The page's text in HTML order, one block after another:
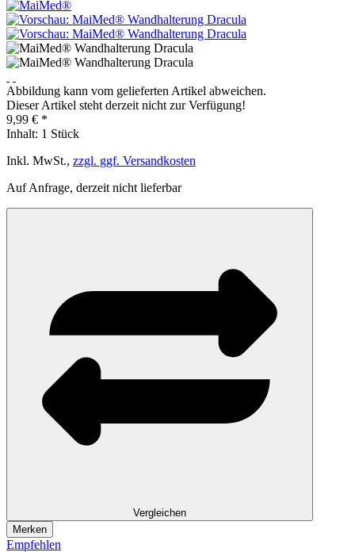
Abbildung kann vom gelieferten Artikel abweichen.
Dieser Artikel steht derzeit nicht zur Verfügung!
9,99 € *
Inhalt: 1 Stück
Inkl. MwSt., zzgl. ggf. Versandkosten
Auf Anfrage, derzeit nicht lieferbar
Vergleichen
Merken
Empfehlen